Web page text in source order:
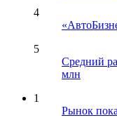
4
5
Средний
млн
1
Рынок